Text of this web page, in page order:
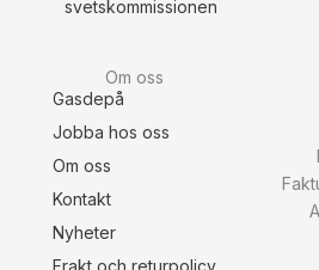
Om oss
Gasdepå
Jobba hos oss
Om oss
Kontakt
Nyheter
Frakt och returpolicy